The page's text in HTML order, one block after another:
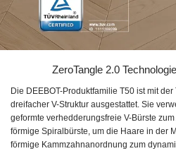
ZeroTangle 2.0
Die DEEBOT-Produktfamilie T50 ist mit
dreifacher V-Struktur ausgestattet. Sie
geformte verhedderungsfreie V-Bürste
förmige Spiralbürste, um die Haare in der
förmige Kammzahnanordnung zum